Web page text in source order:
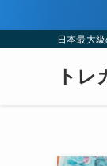
日本最大
トレ